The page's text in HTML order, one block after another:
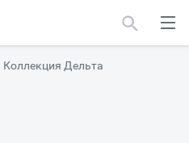
Коллекция Дельта